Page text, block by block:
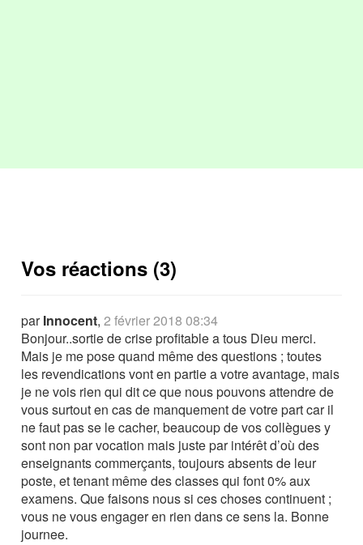
Vos réactions (3)
parInnocent,2 février 2018 08:34
Bonjour..sortie de crise profitable a tous Dieu merci.
Mais je me pose quand même des questions ; toutes
les revendications vont en partie a votre avantage, mais
je ne vois rien qui dit ce que nous pouvons attendre de
vous surtout en cas de manquement de votre part car il
ne faut pas se le cacher, beaucoup de vos collègues y
sont non par vocation mais juste par intérêt d’où des
enseignants commerçants, toujours absents de leur
poste, et tenant même des classes qui font 0% aux
examens. Que faisons nous si ces choses continuent ;
vous ne vous engager en rien dans ce sens la. Bonne
journee.